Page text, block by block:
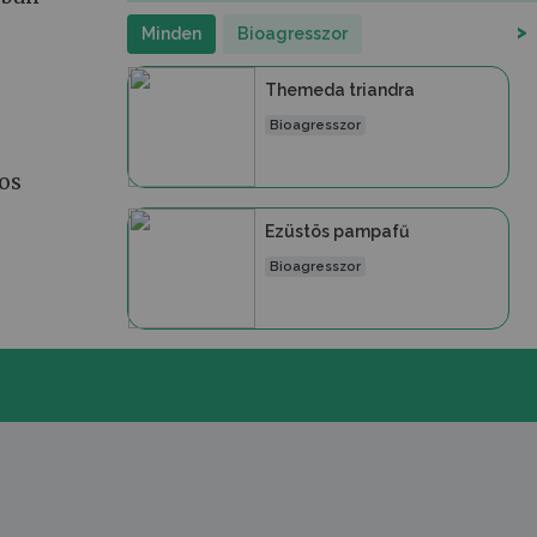
Minden Bioagresszor >
Themeda triandra
Bioagresszor
Ezüstös pampafű
Bioagresszor